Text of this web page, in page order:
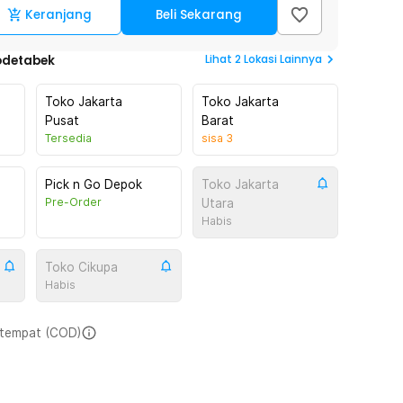
Keranjang Beli Sekarang
Lihat 2Lokasi Lainnya
Toko Jakarta
Pusat
Tersedia
Toko Jakarta
Barat
sisa 3
Pick n Go Depok
Pre-Order
Toko Jakarta
Utara
Habis
Toko Cikupa
Habis
(COD)